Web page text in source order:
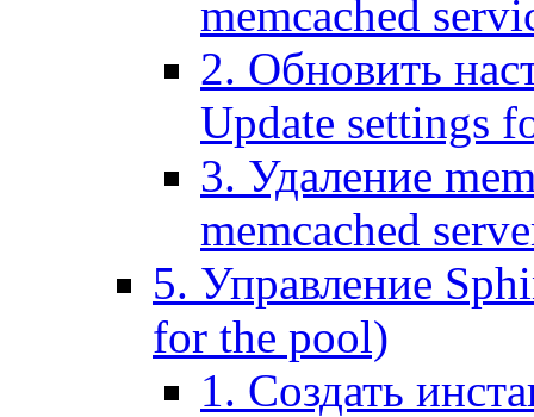
memcached
2. Обновить
Update settings
3. Удаление
memcached
5. Управление
for the pool)
1. Создать